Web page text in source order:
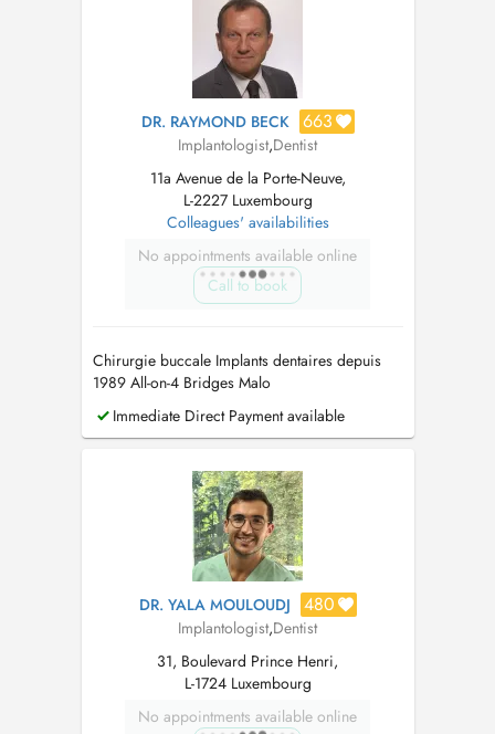
DR. RAYMOND BECK 663
Implantologist,Dentist
11a Avenue de la Porte-Neuve,
L-2227 Luxembourg
Colleagues' availabilities
No appointments available online
Call to book
Chirurgie buccale Implants dentaires depuis
1989 All-on-4 Bridges Malo
Immediate Direct Payment available
DR. YALA MOULOUDJ 480
Implantologist,Dentist
31, Boulevard Prince Henri,
L-1724 Luxembourg
No appointments available online